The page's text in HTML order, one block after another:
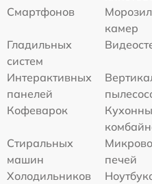
Смартфонов
камер
Гладильных
систем
Интерактивных
панелей
Кофеварок
Стиральных
машин
печей
Холодильников